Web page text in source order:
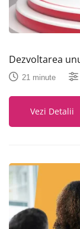
Dezvoltarea
21 minute
Vezi Detalii